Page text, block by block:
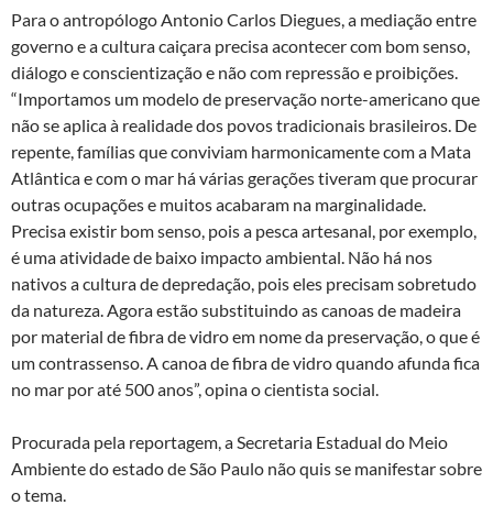
Para o antropólogo Antonio Carlos Diegues, a mediação entre
governo e a cultura caiçara precisa acontecer com bom senso,
diálogo e conscientização e não com repressão e proibições.
“Importamos um modelo de preservação norte-americano que
não se aplica à realidade dos povos tradicionais brasileiros. De
repente, famílias que conviviam harmonicamente com a Mata
Atlântica e com o mar há várias gerações tiveram que procurar
outras ocupações e muitos acabaram na marginalidade.
Precisa existir bom senso, pois a pesca artesanal, por exemplo,
é uma atividade de baixo impacto ambiental. Não há nos
nativos a cultura de depredação, pois eles precisam sobretudo
da natureza. Agora estão substituindo as canoas de madeira
por material de fibra de vidro em nome da preservação, o que é
um contrassenso. A canoa de fibra de vidro quando afunda fica
no mar por até 500 anos”, opina o cientista social.
Procurada pela reportagem, a Secretaria Estadual do Meio
Ambiente do estado de São Paulo não quis se manifestar sobre
o tema.